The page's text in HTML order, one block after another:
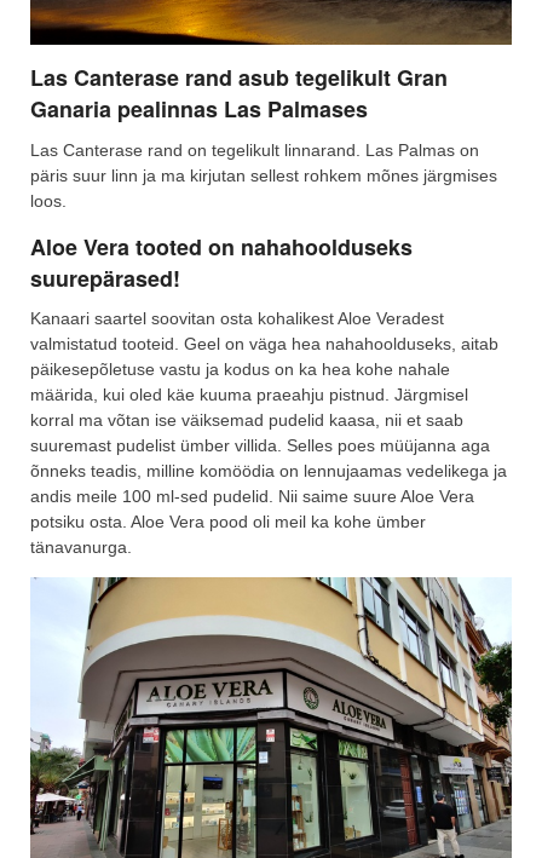
Las Canterase rand asub tegelikult Gran
Ganaria pealinnas Las Palmases
Las Canterase rand on tegelikult linnarand. Las Palmas on
päris suur linn ja ma kirjutan sellest rohkem mõnes järgmises
loos.
Aloe Vera tooted on nahahoolduseks
suurepärased!
Kanaari saartel soovitan osta kohalikest Aloe Veradest
valmistatud tooteid. Geel on väga hea nahahoolduseks, aitab
päikesepõletuse vastu ja kodus on ka hea kohe nahale
määrida, kui oled käe kuuma praeahju pistnud. Järgmisel
korral ma võtan ise väiksemad pudelid kaasa, nii et saab
suuremast pudelist ümber villida. Selles poes müüjanna aga
õnneks teadis, milline komöödia on lennujaamas vedelikega ja
andis meile 100 ml-sed pudelid. Nii saime suure Aloe Vera
potsiku osta. Aloe Vera pood oli meil ka kohe ümber
tänavanurga.